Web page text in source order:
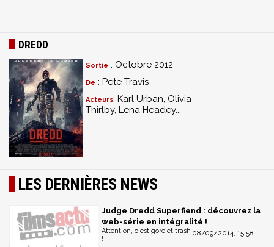
DREDD
Sortie : Octobre 2012
De : Pete Travis
Acteurs: Karl Urban, Olivia
Thirlby, Lena Headey...
LES DERNIÈRES NEWS
Judge Dredd Superfiend : découvrez la
web-série en intégralité !
08/09/2014, 15:58
Attention, c'est gore et trash
!